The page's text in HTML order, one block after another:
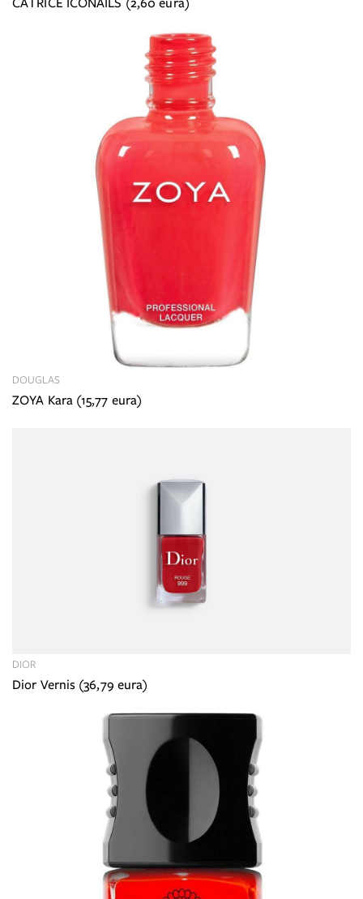
ZOYA Kara (15,77 eura)
DOUGLAS
Dior Vernis (36,79 eura)
DIOR